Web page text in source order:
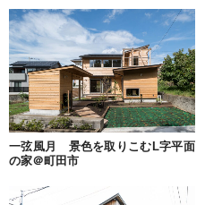
一弦風月 景色を取りこむL字平面
の家＠町田市